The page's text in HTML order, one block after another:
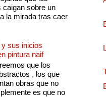
caigan sobre un
la mirada tras caer
sus inicios
pintura naif
que los
, los que
obras que no
es que no